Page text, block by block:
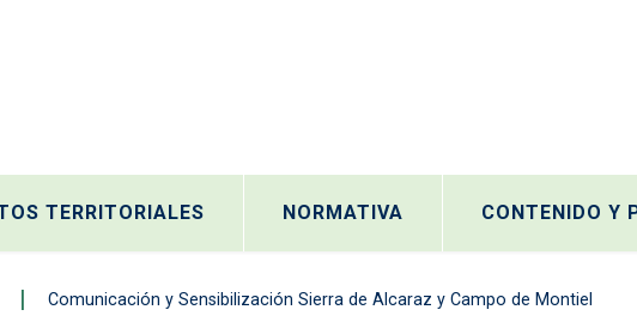
TERRITORIALES NORMATIVA CONTENIDO Y
Comunicación y Sensibilización Sierra de Alcaraz y Campo de Montiel